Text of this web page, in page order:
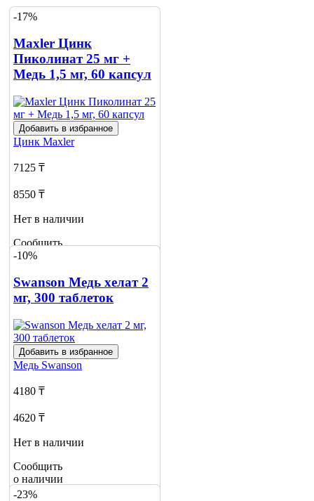
-17%
Maxler Цинк
Пиколинат 25 мг +
Медь 1,5 мг, 60 капсул
Добавить в избранное
Цинк Maxler
7125 ₸
8550 ₸
Нет в наличии
Сообщить
о наличии
-10%
Swanson Медь хелат 2
мг, 300 таблеток
Добавить в избранное
Медь Swanson
4180 ₸
4620 ₸
Нет в наличии
Сообщить
о наличии
3
-23%